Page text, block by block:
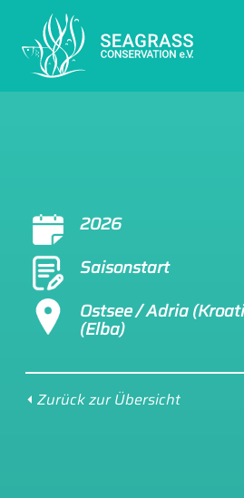
2026
Sai­son­start
Ost­see / Adria
(Elba)
⏴ Zurück zur Über­sicht